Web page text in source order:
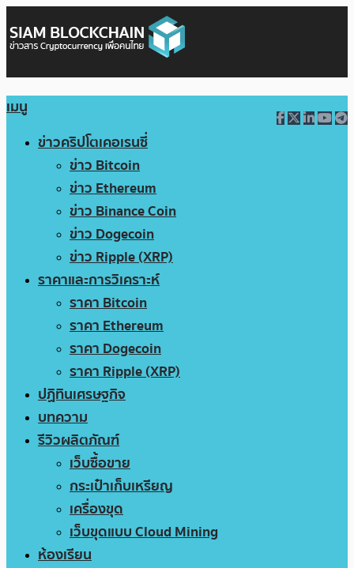
เมนู
ข่าวคริปโตเคอเรนซี่
ข่าว Bitcoin
ข่าว Ethereum
ข่าว Binance Coin
ข่าว Dogecoin
ข่าว Ripple (XRP)
ราคาและการวิเคราะห์
ราคา Bitcoin
ราคา Ethereum
ราคา Dogecoin
ราคา Ripple (XRP)
ปฏิทินเศรษฐกิจ
บทความ
รีวิวผลิตภัณฑ์
เว็บซื้อขาย
กระเป๋าเก็บเหรียญ
เครื่องขุด
เว็บขุดแบบ Cloud Mining
ห้องเรียน